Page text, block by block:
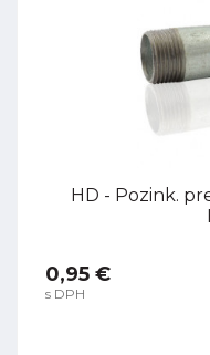
HD - Pozink.
0,95 €
s DPH